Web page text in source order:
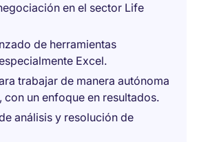
en el sector Life
de herramientas
Excel.
trabajar de manera autónoma
con un enfoque en resultados.
análisis y resolución de